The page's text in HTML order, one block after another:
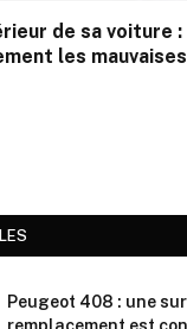
de sa voiture
les
Peugeot 408 : une